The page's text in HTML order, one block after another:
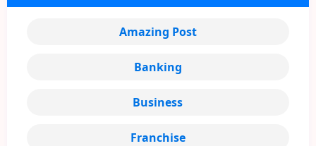
Amazing Post
Banking
Business
Franchise